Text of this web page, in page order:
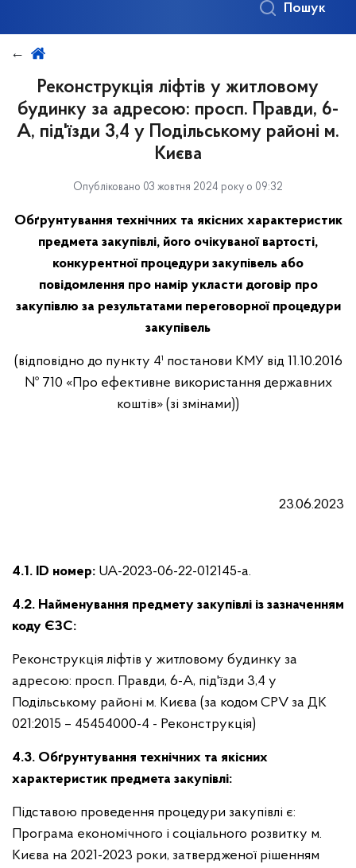
Пошук
Реконструкція ліфтів у житловому
будинку за адресою: просп. Правди, 6-
А, під'їзди 3,4 у Подільському районі м.
Києва
Опубліковано 03 жовтня 2024 року о 09:32
Обґрунтування технічних та якісних характеристик
предмета закупівлі, його очікуваної вартості,
конкурентної процедури закупівель або
повідомлення про намір укласти договір про
закупівлю за результатами переговорної процедури
закупівель
(відповідно до пункту 4¹ постанови КМУ від 11.10.2016
№ 710 «Про ефективне використання державних
коштів» (зі змінами))
23.06.2023
4.1. ID номер: UA-2023-06-22-012145-a.
4.2. Найменування предмету закупівлі із зазначенням
коду ЄЗС:
Реконструкція ліфтів у житловому будинку за
адресою: просп. Правди, 6-А, під'їзди 3,4 у
Подільському районі м. Києва (за кодом CPV за ДК
021:2015 – 45454000-4 - Реконструкція)
4.3. Обґрунтування технічних та якісних
характеристик предмета закупівлі:
Підставою проведення процедури закупівлі є:
Програма економічного і соціального розвитку м.
Києва на 2021-2023 роки, затвердженої рішенням